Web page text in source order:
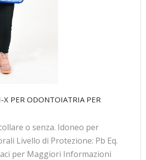
X PER ODONTOIATRIA PER
o senza. Idoneo per
Livello di Protezione: Pb Eq.
per Maggiori Informazioni